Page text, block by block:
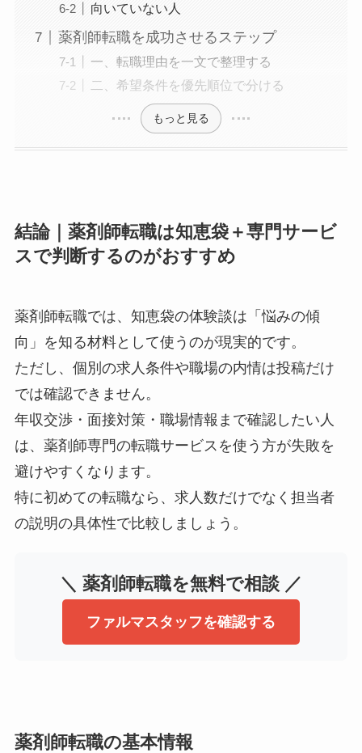
向いていない人
薬剤師転職を成功させるステップ
一、転職理由を一文で整理する
二、希望条件を優先順位で分ける
もっと見る
結論｜薬剤師転職は知恵袋＋専門サービ
スで判断するのがおすすめ
薬剤師転職では、知恵袋の体験談は「悩みの傾
向」を知る材料として使うのが現実的です。
ただし、個別の求人条件や職場の内情は投稿だけ
では確認できません。
年収交渉・面接対策・職場情報まで確認したい人
は、薬剤師専門の転職サービスを使う方が失敗を
避けやすくなります。
特に初めての転職なら、求人数だけでなく担当者
の説明の具体性で比較しましょう。
＼ 薬剤師転職を無料で相談 ／
ファルマスタッフを確認する
薬剤師転職の基本情報